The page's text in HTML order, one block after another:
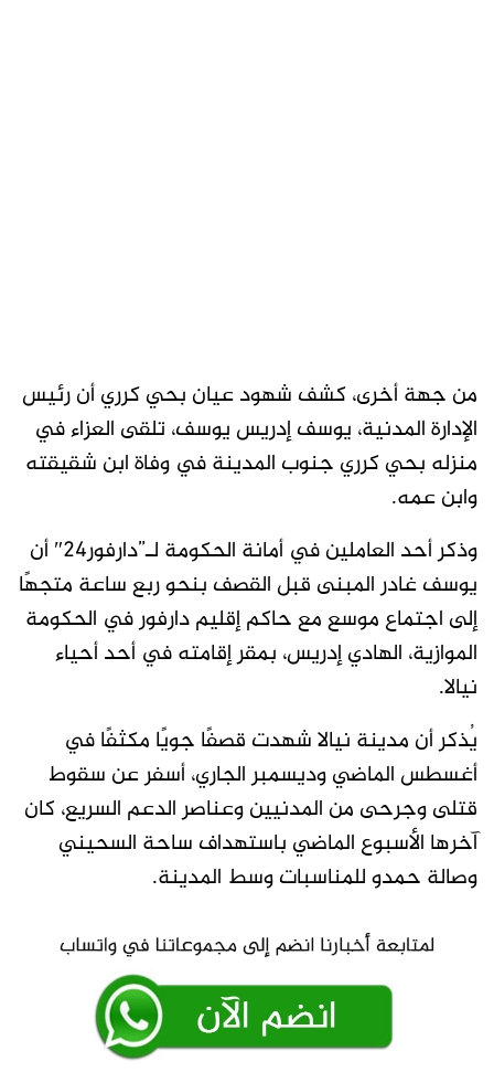
من جهة أخرى، كشف شهود عيان بحي كرري أن رئيس
الإدارة المدنية، يوسف إدريس يوسف، تلقى العزاء في
منزله بحي كرري جنوب المدينة في وفاة ابن شقيقته
وابن عمه.
وذكر أحد العاملين في أمانة الحكومة لـ”دارفور24″ أن
يوسف غادر المبنى قبل القصف بنحو ربع ساعة متجهًا
إلى اجتماع موسع مع حاكم إقليم دارفور في الحكومة
الموازية، الهادي إدريس، بمقر إقامته في أحد أحياء
نيالا.
يُذكر أن مدينة نيالا شهدت قصفًا جويًا مكثفًا في
أغسطس الماضي وديسمبر الجاري، أسفر عن سقوط
قتلى وجرحى من المدنيين وعناصر الدعم السريع، كان
آخرها الأسبوع الماضي باستهداف ساحة السحيني
وصالة حمدو للمناسبات وسط المدينة.